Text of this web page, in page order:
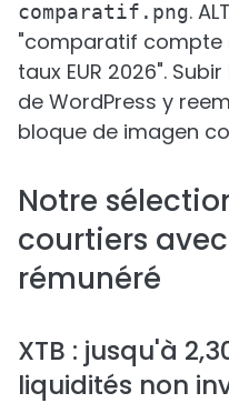
comparatif.png.
"comparatif compte
taux EUR 2026".
de WordPress y
bloque de imagen
Notre
courtiers
rémunéré
XTB : jusqu'à
liquidités non